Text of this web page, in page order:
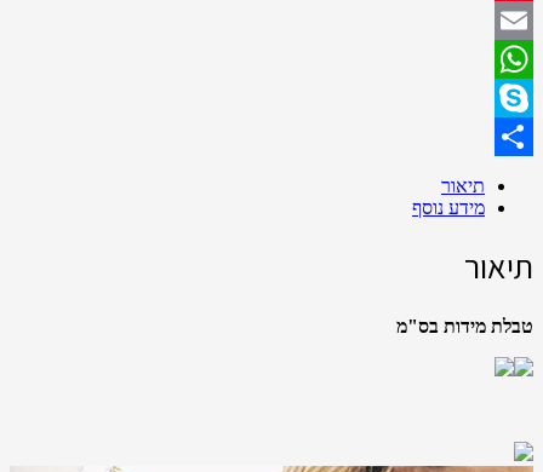
Pinterest
Email
WhatsApp
Skype
תיאור
מידע נוסף
תיאור
טבלת מידות בס"מ